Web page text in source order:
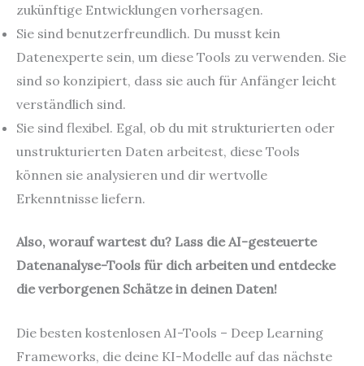
zukünftige Entwicklungen vorhersagen.
Sie sind benutzerfreundlich. Du musst kein
Datenexperte sein, um diese Tools zu verwenden. Sie
sind so konzipiert, dass sie auch für Anfänger leicht
verständlich sind.
Sie sind flexibel. Egal, ob du mit strukturierten oder
unstrukturierten Daten arbeitest, diese Tools
können sie analysieren und dir wertvolle
Erkenntnisse liefern.
Also, worauf wartest du? Lass die AI-gesteuerte
Datenanalyse-Tools für dich arbeiten und entdecke
die verborgenen Schätze in deinen Daten!
Die besten kostenlosen AI-Tools – Deep Learning
Frameworks, die deine KI-Modelle auf das nächste